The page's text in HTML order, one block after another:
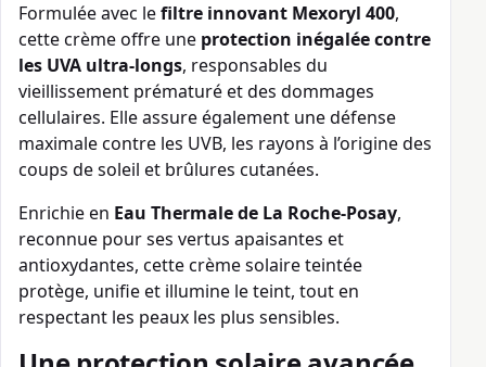
Formulée avec lefiltre innovant Mexoryl 400,
cette crème offre une protection inégalée contre
les UVA ultra-longs, responsables du
vieillissement prématuré et des dommages
cellulaires. Elle assure également une défense
maximale contre les UVB, les rayons à l’origine des
coups de soleil et brûlures cutanées.
Enrichie en Eau Thermale de La Roche-Posay,
reconnue pour ses vertus apaisantes et
antioxydantes, cette crème solaire teintée
protège, unifie et illumine le teint, tout en
respectant les peaux les plus sensibles.